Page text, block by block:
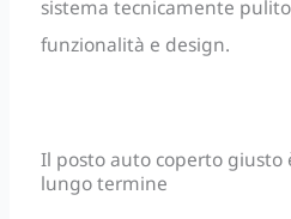
sistema tecnicamente
funzionalità e design.
Il posto auto coperto giusto
lungo termine